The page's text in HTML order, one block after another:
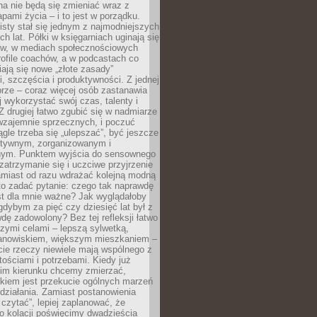
nie będą się zmieniać wraz z
życia – i to jest w porządku.
stał się jednym z najmodniejszych
lat. Półki w księgarniach uginają się
w mediach społecznościowych
coachów, a w podcastach co
się nowe „złote zasady”
szczęścia i produktywności. Z jednej
– coraz więcej osób zastanawia
wykorzystać swój czas, talenty i
drugiej łatwo zgubić się w nadmiarze
sprzecznych, i poczuć
trzeba się „ulepszać”, być jeszcze
zorganizowanym i
Punktem wyjścia do sensownego
się i uczciwe przyjrzenie
od razu wdrażać kolejną modną
zadać pytanie: czego tak naprawdę
dla mnie ważne? Jak wyglądałoby
za pięć czy dziesięć lat był z
zadowolony? Bez tej refleksji łatwo
celami – lepszą sylwetką,
większym mieszkaniem –
rzeczy niewiele mają wspólnego z
i potrzebami. Kiedy już
kierunku chcemy zmierzać,
jest przekucie ogólnych marzeń
Zamiast postanowienia
czytać”, lepiej zaplanować, że
kolacji poświęcimy dwadzieścia